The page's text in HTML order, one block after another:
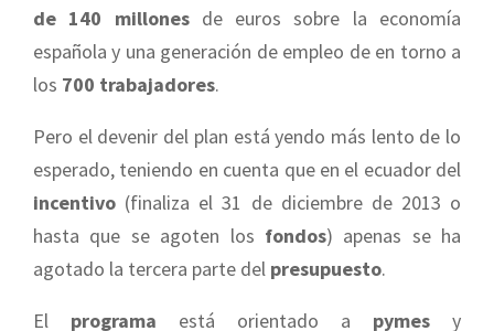
de 140 millonesde euros sobre la economía
española y una generación de empleo de en torno a
los 700 trabajadores.
Pero el devenir del plan está yendo más lento de lo
esperado, teniendo en cuenta que en el ecuador del
incentivo (finaliza el 31 de diciembre de 2013 o
hasta que se agoten los fondos) apenas se ha
agotado la tercera parte del presupuesto.
El programa está orientado a pymes y